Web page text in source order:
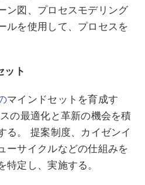
ン図、プロセスモデリング
ルを使用して、プロセスを
ット
マインドセットを育成す
の最適化と革新の機会を積
る。 提案制度、カイゼンイ
ーサイクルなどの仕組みを
定し、実施する。